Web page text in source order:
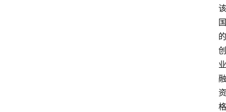
该
国
的
创
业
融
资
格